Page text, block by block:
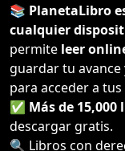
📚 PlanetaLibro
cualquier
permite leer
guardar tu
para acceder a
✅ Más de
descargar gratis.
🔍 Libros con